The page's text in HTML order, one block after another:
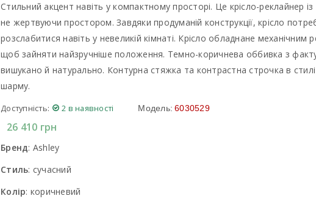
Стильний акцент навіть у компактному просторі. Це крісло-реклайнер
не жертвуючи простором. Завдяки продуманій конструкції, крісло
розслабитися навіть у невеликій кімнаті. Крісло обладнане
щоб зайняти найзручніше положення. Темно-коричнева оббивка з
вишукано й натурально. Контурна стяжка та контрастна строчка в
шарму.
Доступність: 2 в наявності Модель: 6030529
26 410 грн
Бренд: Ashley
Стиль: сучасний
Колір: коричневий